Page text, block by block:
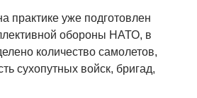
практике уже подготовлен
обороны НАТО, в
количество самолетов,
сухопутных войск, бригад,